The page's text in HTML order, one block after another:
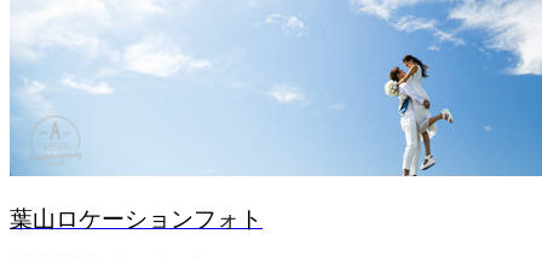
葉山ロケーションフォト